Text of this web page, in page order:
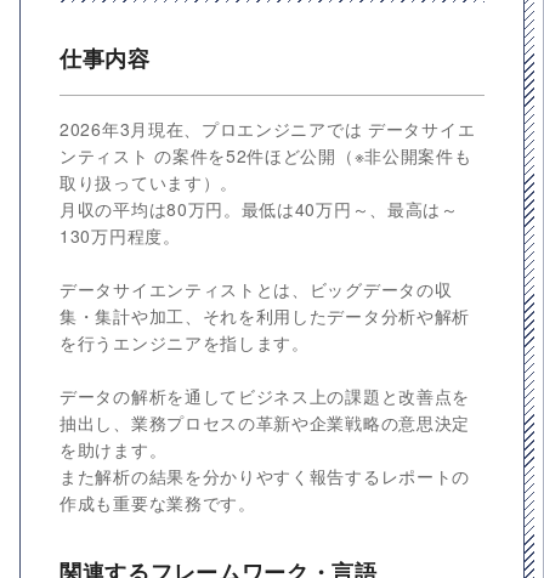
仕事内容
2026年3月現在、プロエンジニアでは データサイエ
ンティスト の案件を52件ほど公開（※非公開案件も
取り扱っています）。
月収の平均は80万円。最低は40万円～、最高は～
130万円程度。
データサイエンティストとは、ビッグデータの収
集・集計や加工、それを利用したデータ分析や解析
を行うエンジニアを指します。
データの解析を通してビジネス上の課題と改善点を
抽出し、業務プロセスの革新や企業戦略の意思決定
を助けます。
また解析の結果を分かりやすく報告するレポートの
作成も重要な業務です。